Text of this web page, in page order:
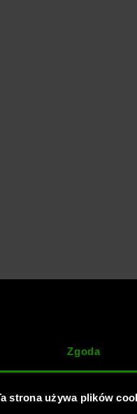
Zgoda
strona używa plików